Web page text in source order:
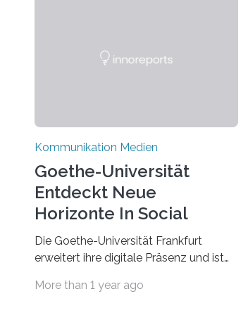
Kommunikation Medien
Goethe-Universität
Entdeckt Neue
Horizonte In Social
Media
Die Goethe-Universität Frankfurt
erweitert ihre digitale Präsenz und ist
Plattform Bluesky mit Neuigkeiten rund
More than 1 year ago